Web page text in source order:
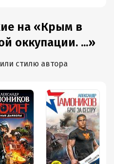
партизанское
движение.
на «Крым в
оккупации. ...»
стилю автора